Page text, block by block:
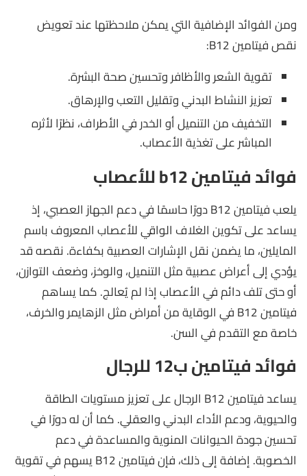
ومن الفوائد الإضافية التي يمكن ملاحظتها عند تعويض
نقص فيتامين B12:
تقوية الشعر والأظافر وتحسين صحة البشرة.
تعزيز النشاط البدني وتقليل التعب والإرهاق.
التخفيف من التنميل أو الخدر في الأطراف، نظرًا لأثره
المباشر على تغذية الأعصاب.
فوائد فيتامين b12 للأعصاب
يلعب فيتامين B12 دورًا حاسمًا في دعم الجهاز العصبي، إذ
يساعد على تكوين الغلاف الواقي للأعصاب المعروف باسم
المايلين، ما يضمن نقل الإشارات العصبية بكفاءة. نقصه قد
يؤدي إلى أعراض عصبية مثل التنميل، والوخز، وضعف التوازن،
أو حتى تلف دائم في الأعصاب إذا لم يُعالج. كما يساهم
فيتامين B12 في الوقاية من أمراض مثل الزهايمر والخرف،
خاصة مع التقدم في السن.
فوائد فيتامين ب12 للرجال
يساعد فيتامين B12 الرجال على تعزيز مستويات الطاقة
والحيوية، ودعم الأداء البدني والعقلي. كما أن له دورًا في
تحسين جودة الحيوانات المنوية والمساعدة في دعم
الخصوبة. إضافة إلى ذلك، فإن فيتامين B12 يسهم في تقوية